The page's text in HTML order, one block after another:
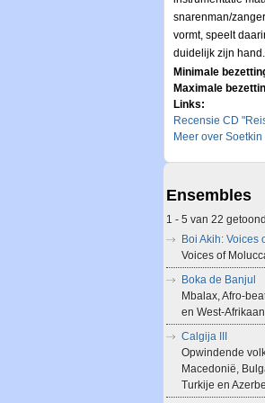
snarenman/
vormt, speelt
duidelijk zijn
Minimale
Maximale
Links:
Recensie CD
Meer over Soetkin
Ensembles
1 - 5 van 22 getoond
Boi Akih: Voices
Voices of
Boka de Banjul
Mbalax, Afro-
en West-
Calgija III
Opwindende
Macedonië,
Turkije en